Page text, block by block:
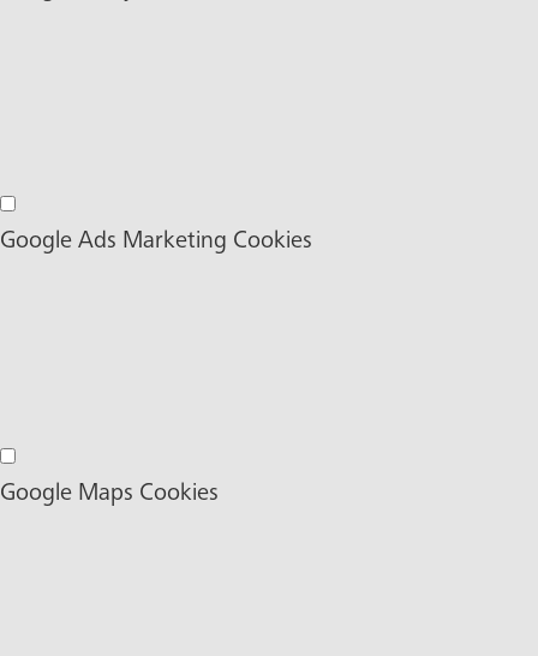
Google Analytics Cookies
Google Ads Marketing Cookies
Google Ads Marketing Cookies
Google Maps Cookies